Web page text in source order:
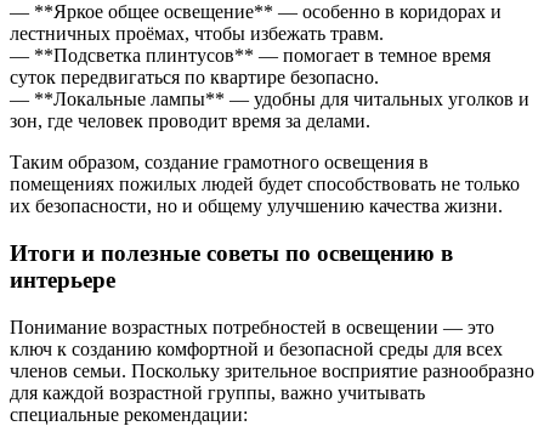
— **Яркое общее освещение** — особенно в коридорах и
лестничных проёмах, чтобы избежать травм.
— **Подсветка плинтусов** — помогает в темное время
суток передвигаться по квартире безопасно.
— **Локальные лампы** — удобны для читальных уголков и
зон, где человек проводит время за делами.
Таким образом, создание грамотного освещения в
помещениях пожилых людей будет способствовать не только
их безопасности, но и общему улучшению качества жизни.
Итоги и полезные советы по освещению в
интерьере
Понимание возрастных потребностей в освещении — это
ключ к созданию комфортной и безопасной среды для всех
членов семьи. Поскольку зрительное восприятие разнообразно
для каждой возрастной группы, важно учитывать
специальные рекомендации: